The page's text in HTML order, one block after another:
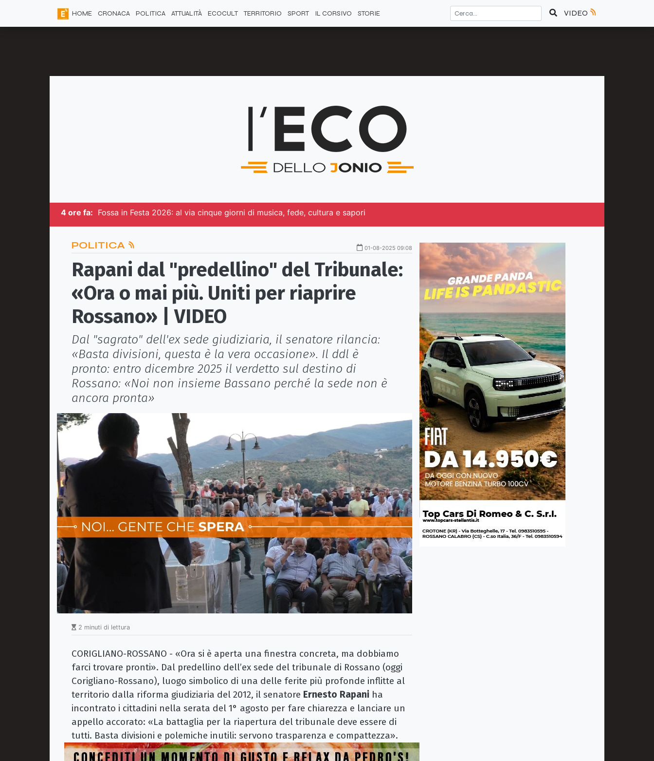
HOME CRONACA POLITICA ATTUALITÀ ECOCULT TERRITORIO SPORT IL CORSIVO STORIE VIDEO
4 ore fa: Fossa in Festa 2026: al via cinque giorni di musica, fede, cultura e sapori
POLITICA 01-08-2025 09:08
Rapani dal "predellino" del Tribunale:
«Ora o mai più. Uniti per riaprire
Rossano» | VIDEO
Dal "sagrato" dell'ex sede giudiziaria, il senatore rilancia:
«Basta divisioni, questa è la vera occasione». Il ddl è
pronto: entro dicembre 2025 il verdetto sul destino di
Rossano: «Noi non insieme Bassano perché la sede non è
ancora pronta»
2 minuti di lettura
CORIGLIANO-ROSSANO - «Ora si è aperta una finestra concreta, ma dobbiamo
farci trovare pronti». Dal predellino dell’ex sede del tribunale di Rossano (oggi
Corigliano-Rossano), luogo simbolico di una delle ferite più profonde inflitte al
territorio dalla riforma giudiziaria del 2012, il senatore Ernesto Rapani ha
incontrato i cittadini nella serata del 1° agosto per fare chiarezza e lanciare un
appello accorato: «La battaglia per la riapertura del tribunale deve essere di
tutti. Basta divisioni e polemiche inutili: servono trasparenza e compattezza».